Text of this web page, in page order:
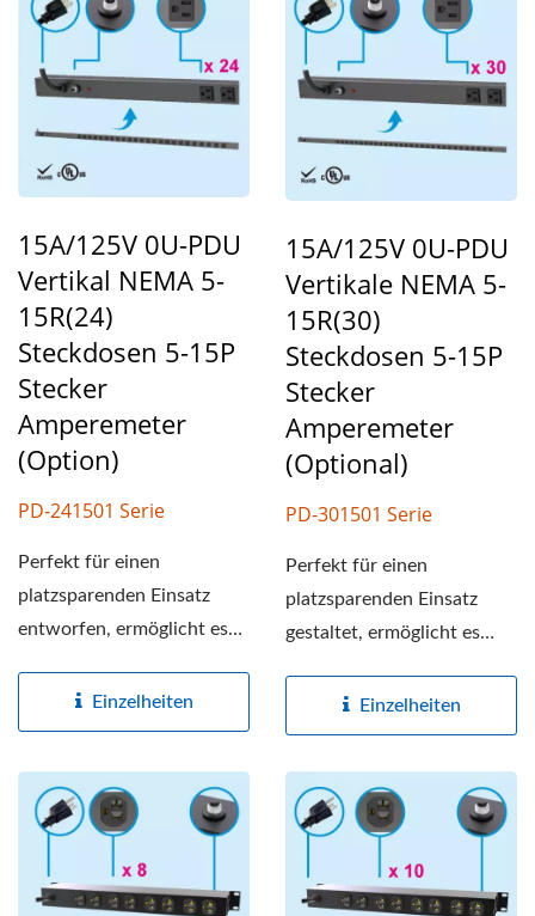
15A/125V 0U-PDU
Vertikal NEMA 5-
15R(24)
Steckdosen 5-15P
Stecker
Amperemeter
(Option)
PD-241501 Serie
Perfekt für einen
platzsparenden Einsatz
entworfen, ermöglicht es
Einzelheiten
15A/125V 0U-PDU
Vertikale NEMA 5-
15R(30)
Steckdosen 5-15P
Stecker
Amperemeter
(optional)
PD-301501 Serie
Perfekt für einen
platzsparenden Einsatz
gestaltet, ermöglicht es
Einzelheiten